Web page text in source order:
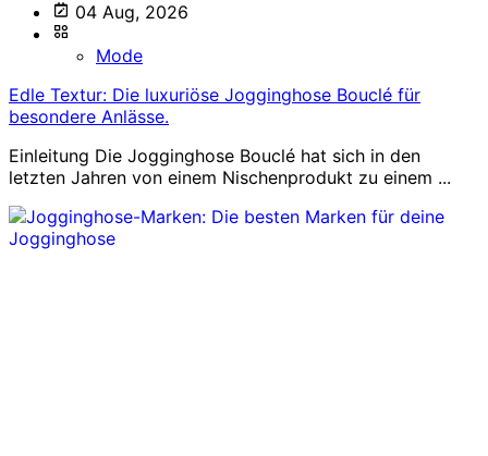
04 Aug, 2026
Mode
Edle Textur: Die luxuriöse Jogginghose Bouclé für
besondere Anlässe.
Einleitung Die Jogginghose Bouclé hat sich in den
letzten Jahren von einem Nischenprodukt zu einem ...